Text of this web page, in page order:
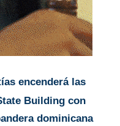
encenderá las
Building con
dominicana